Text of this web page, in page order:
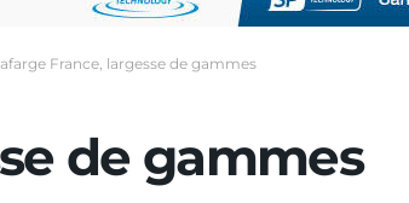
France, largesse de gammes
de gammes